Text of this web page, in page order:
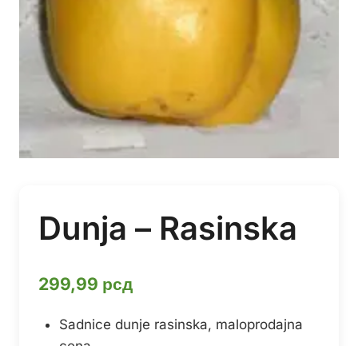
Dunja – Rasinska
299,99 рсд
Sadnice dunje rasinska, maloprodajna